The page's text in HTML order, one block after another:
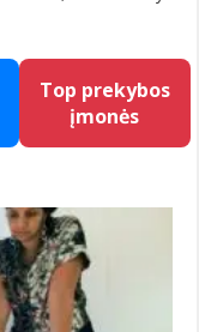
Top prekybos
įmonės